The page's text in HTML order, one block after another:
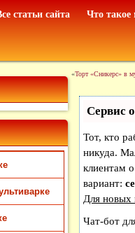
статьи сайта Что такое
«Торт «Сникерс» в
Сервис
Тот, кто
никуда.
клиентам
вариант:
Для новых
Чат-бот